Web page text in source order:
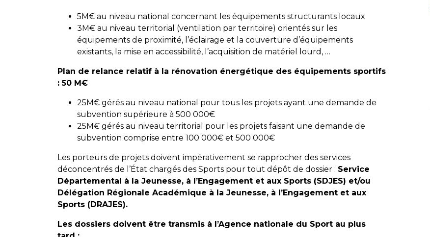
5M€ au niveau national concernant les équipements structurants locaux
3M€ au niveau territorial (ventilation par territoire) orientés sur les
équipements de proximité, l’éclairage et la couverture d’équipements
existants, la mise en accessibilité, l’acquisition de matériel lourd, …
Plan de relance relatif à la rénovation énergétique des équipements sportifs
: 50 M€
25M€ gérés au niveau national pour tous les projets ayant une demande de
subvention supérieure à 500 000€
25M€ gérés au niveau territorial pour les projets faisant une demande de
subvention comprise entre 100 000€ et 500 000€
Les porteurs de projets doivent impérativement se rapprocher des services
déconcentrés de l’État chargés des Sports pour tout dépôt de dossier : Service
Départemental à la Jeunesse, à l’Engagement et aux Sports (SDJES) et/ou
Délégation Régionale Académique à la Jeunesse, à l’Engagement et aux
Sports (DRAJES).
Les dossiers doivent être transmis à l’Agence nationale du Sport au plus